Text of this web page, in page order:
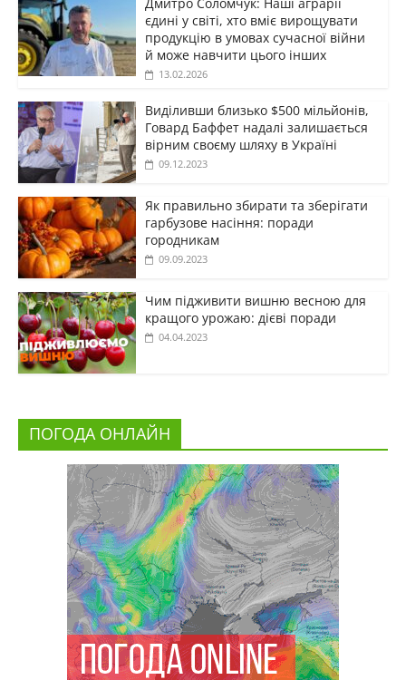
єдині у світі, хто вміє вирощувати
продукцію в умовах сучасної війни
й може навчити цього інших
13.02.2026
Виділивши близько $500 мільйонів,
Говард Баффет надалі залишається
вірним своєму шляху в Україні
09.12.2023
Як правильно збирати та зберігати
гарбузове насіння: поради
городникам
09.09.2023
Чим підживити вишню весною для
кращого урожаю: дієві поради
04.04.2023
ПОГОДА ОНЛАЙН